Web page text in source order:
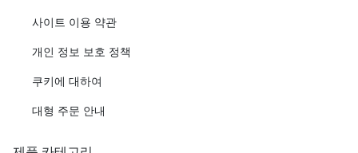
사이트 이용 약관
개인 정보 보호 정책
쿠키에 대하여
대형 주문 안내